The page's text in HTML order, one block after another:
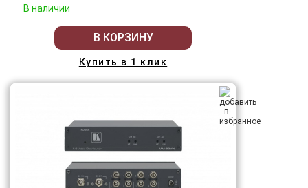
В наличии
В КОРЗИНУ
Купить в 1 клик